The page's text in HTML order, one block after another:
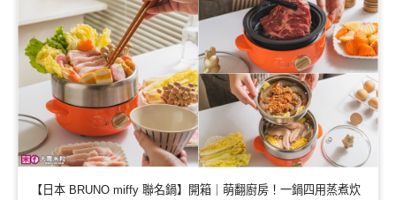
【日本 BRUNO miffy 聯名鍋】開箱｜萌翻廚房！一鍋四用蒸煮炊